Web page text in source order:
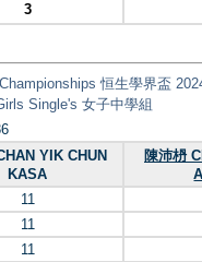
3
恒生學界盃
Single's 女子中學組
YIK CHUN
KASA
陳沛枬
11
11
11